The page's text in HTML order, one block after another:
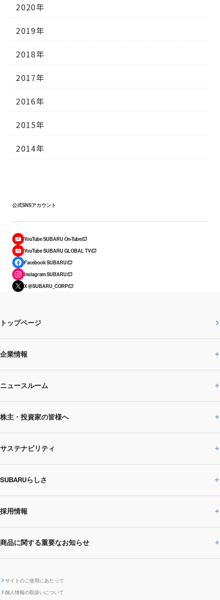
2020年
2019年
2018年
2017年
2016年
2015年
2014年
公式SNSアカウント
YouTube SUBARU On-Tube
YouTube SUBARU GLOBAL TV
Facebook SUBARU
Instagram SUBARU
X @SUBARU_CORP
トップページ
企業情報
企業情報トップ
SUBARUのありたい姿
SUBARU 2025方針
事業所・関係会社
ニュースルーム
ニュースルームトップ
ニュースリリース
閉じる
株主・投資家の皆様へ
株主・投資家の皆様へトップ
企業・経営
IRライブラリー
株主・投資家サポート
IRカレンダー
サステナビリティ
サステナビリティトップ
CEOサステナビリティ
環境
ガバナンス
SUBARUらしさ
SUBARUらしさトップ
SUBARUびと
SUBARUデザイン
採用情報
採用情報トップ
商品に関する重要なお知らせ
サイトのご使用にあたって
個人情報の取扱いについて